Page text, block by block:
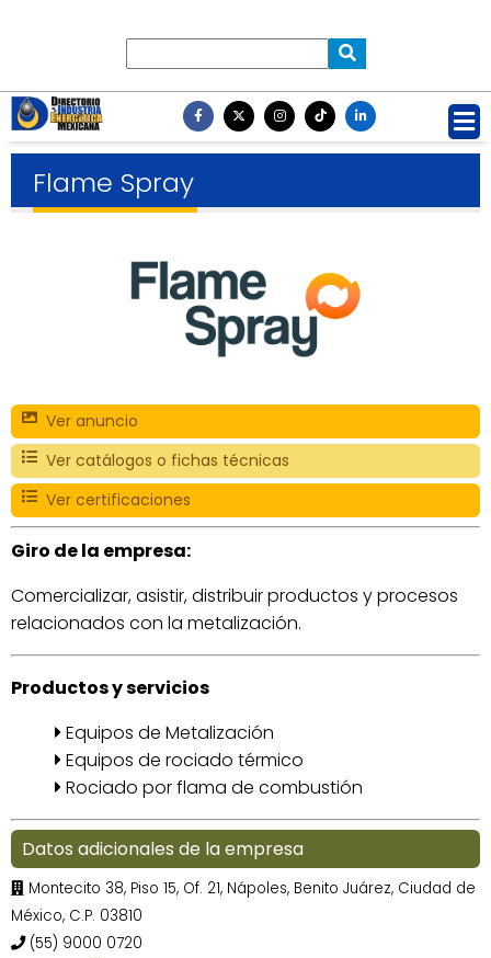
Flame Spray
Ver anuncio
Ver catálogos o fichas técnicas
Ver certificaciones
Giro de la empresa:
Comercializar, asistir, distribuir productos y procesos
relacionados con la metalización.
Productos y servicios
Equipos de Metalización
Equipos de rociado térmico
Rociado por flama de combustión
Datos adicionales de la empresa
Montecito 38, Piso 15, Of. 21, Nápoles, Benito Juárez, Ciudad de
México, C.P. 03810
(55) 9000 0720